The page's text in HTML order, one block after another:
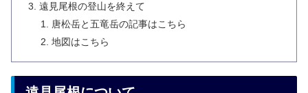
遠見尾根の登山を終えて
唐松岳と五竜岳の記事はこちら
地図はこちら